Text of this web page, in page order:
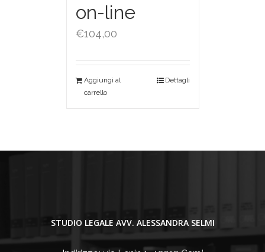
on-line
€104,00
Aggiungi al
carrello
Dettagli
STUDIO LEGALE AVV. ALESSANDRA SELMI